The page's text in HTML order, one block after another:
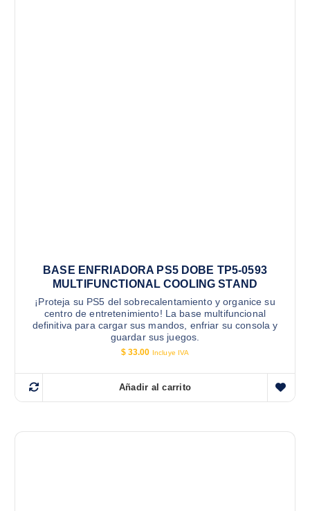
BASE ENFRIADORA PS5 DOBE TP5-0593
MULTIFUNCTIONAL COOLING STAND
¡Proteja su PS5 del sobrecalentamiento y organice su
centro de entretenimiento! La base multifuncional
definitiva para cargar sus mandos, enfriar su consola y
guardar sus juegos.
$33.00 Incluye IVA
Añadir al carrito